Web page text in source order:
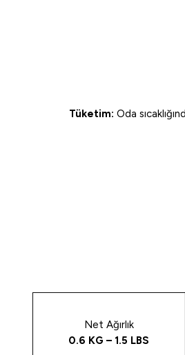
Tüketim: Oda
Net Ağırlık
0.6 KG – 1.5 LBS